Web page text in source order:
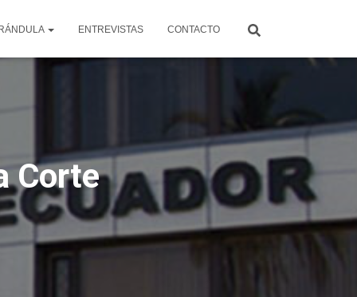
ENTREVISTAS CONTACTO
Corte